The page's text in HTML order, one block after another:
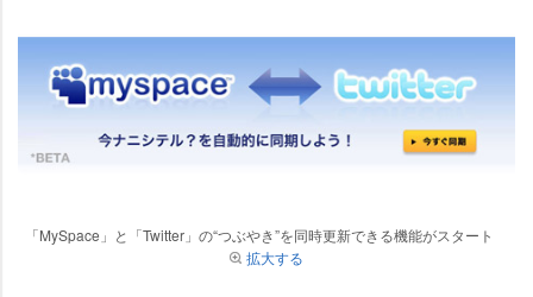
「MySpace」と「Twitter」の“つぶやき”を同時更新できる機能がスタート
拡大する